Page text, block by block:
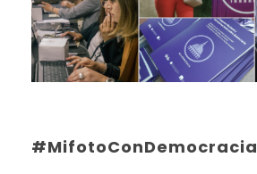
#MifotoConDemocracia